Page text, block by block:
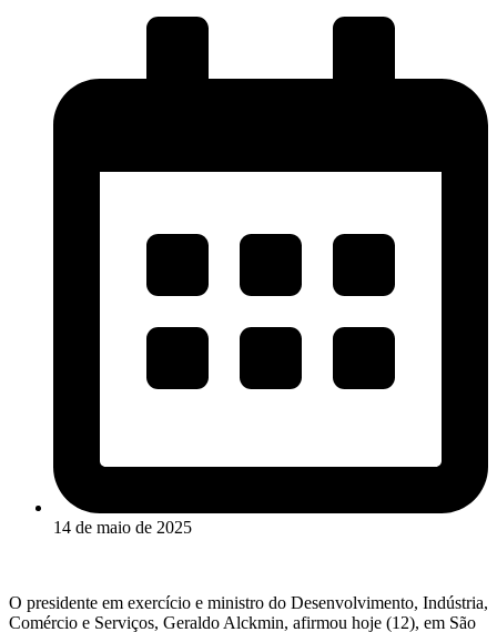
14 de maio de 2025
O presidente em exercício e ministro do Desenvolvimento, Indústria,
Comércio e Serviços, Geraldo Alckmin, afirmou hoje (12), em São